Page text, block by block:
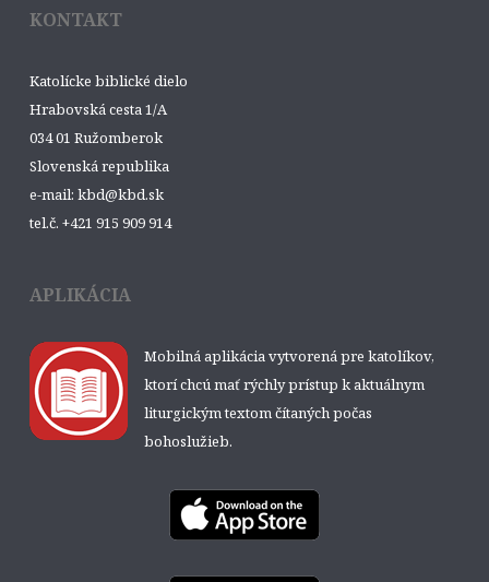
KONTAKT
Katolícke biblické dielo
Hrabovská cesta 1/A
034 01 Ružomberok
Slovenská republika
e-mail: kbd@kbd.sk
tel.č. +421 915 909 914
APLIKÁCIA
Mobilná aplikácia vytvorená pre katolíkov,
ktorí chcú mať rýchly prístup k aktuálnym
liturgickým textom čítaných počas
bohoslužieb.